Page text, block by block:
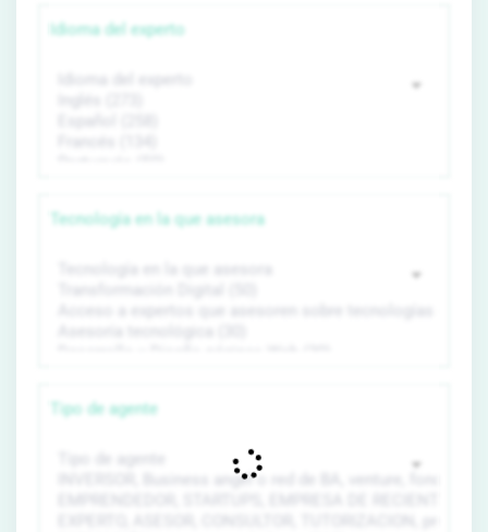
Idioma del experto
Tecnología en la que asesora
Tipo de agente